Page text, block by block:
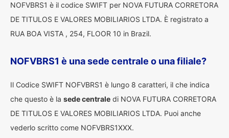
NOFVBRS1 è il codice SWIFT per NOVA FUTURA CORRETORA
DE TITULOS E VALORES MOBILIARIOS LTDA. È registrato a
RUA BOA VISTA , 254, FLOOR 10 in Brazil.
NOFVBRS1 è una sede centrale o una filiale?
Il Codice SWIFT NOFVBRS1 è lungo 8 caratteri, il che indica
che questo è la sede centrale di NOVA FUTURA CORRETORA
DE TITULOS E VALORES MOBILIARIOS LTDA. Puoi anche
vederlo scritto come NOFVBRS1XXX.